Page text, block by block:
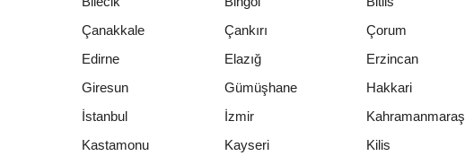
Çanakkale Çankırı
Çorum
Edirne Elazığ
Erzincan
Giresun Gümüşhane
Hakkari
İstanbul İzmir
Kahramanmaraş
Kastamonu Kayseri
Kilis